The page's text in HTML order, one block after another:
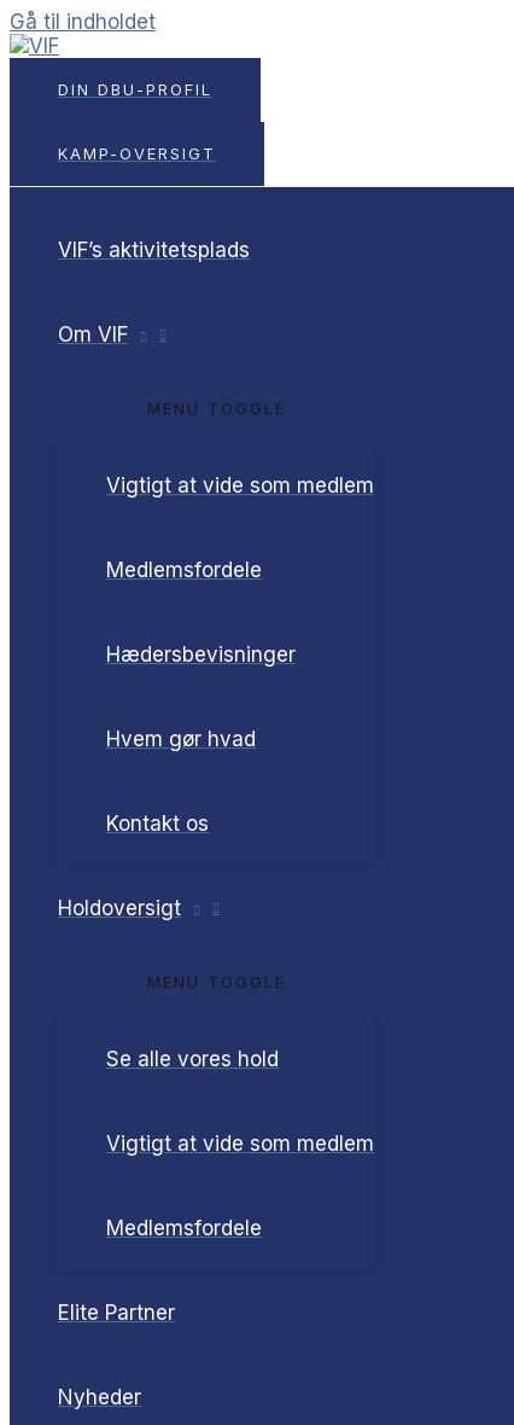
Gå til indholdet
DIN DBU-PROFIL
KAMP-OVERSIGT
VIF’s aktivitetsplads
Om VIF
MENU TOGGLE
Vigtigt at vide som medlem
Medlemsfordele
Hædersbevisninger
Hvem gør hvad
Kontakt os
Holdoversigt
MENU TOGGLE
Se alle vores hold
Vigtigt at vide som medlem
Medlemsfordele
Elite Partner
Nyheder